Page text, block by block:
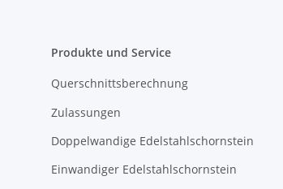
Produkte und Service
Querschnittsberechnung
Zulassungen
Doppelwandige Edelstahlschornstein
Einwandiger Edelstahlschornstein